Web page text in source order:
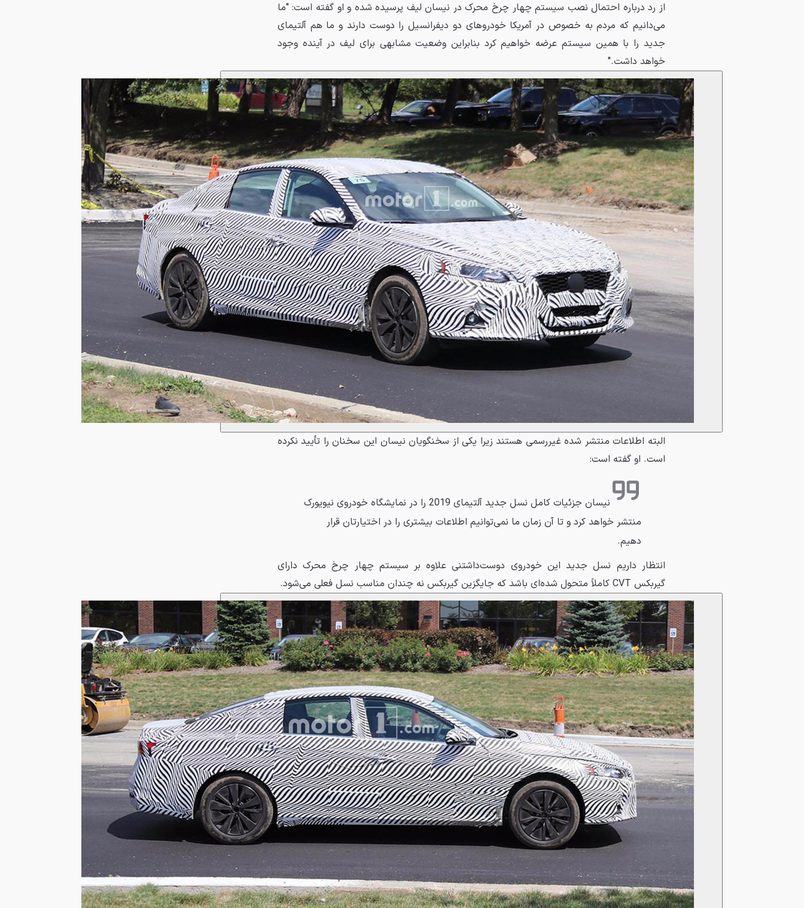
از رد درباره احتمال نصب سیستم چهار چرخ محرک در نیسان لیف پرسیده شده و او گفته است: "ما
می‌دانیم که مردم به خصوص در آمریکا خودروهای دو دیفرانسیل را دوست دارند و ما هم آلتیمای
جدید را با همین سیستم عرضه خواهیم کرد بنابراین وضعیت مشابهی برای لیف در آینده وجود
خواهد داشت."
البته اطلاعات منتشر شده غیررسمی هستند زیرا یکی از سخنگویان نیسان این سخنان را تأیید نکرده
است. او گفته است:
نیسان جزئیات کامل نسل جدید آلتیمای 2019 را در نمایشگاه خودروی نیویورک
منتشر خواهد کرد و تا آن زمان ما نمی‌توانیم اطلاعات بیشتری را در اختیارتان قرار
دهیم.
انتظار داریم نسل جدید این خودروی دوست‌داشتنی علاوه بر سیستم چهار چرخ محرک دارای
گیربکس CVT کاملاً متحول شده‌ای باشد که جایگزین گیربکس نه چندان مناسب نسل فعلی می‌شود.